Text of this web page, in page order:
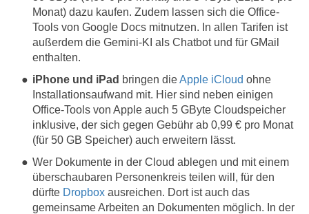
Monat) dazu kaufen. Zudem lassen sich die Office-
Tools von Google Docs mitnutzen. In allen Tarifen ist
außerdem die Gemini-KI als Chatbot und für GMail
enthalten.
iPhone und iPad bringen dieApple iCloud ohne
Installationsaufwand mit. Hier sind neben einigen
Office-Tools von Apple auch 5 GByte Cloudspeicher
inklusive, der sich gegen Gebühr ab 0,99 € pro Monat
(für 50 GB Speicher) auch erweitern lässt.
Wer Dokumente in der Cloud ablegen und mit einem
überschaubaren Personenkreis teilen will, für den
dürfte Dropbox ausreichen. Dort ist auch das
gemeinsame Arbeiten an Dokumenten möglich. In der